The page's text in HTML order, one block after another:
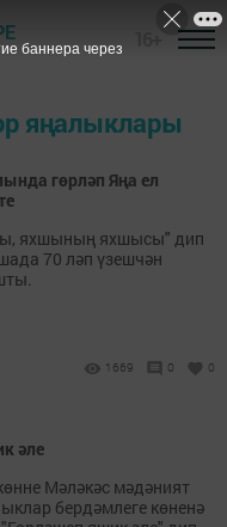
яңалыклары
гөрләп Яңа ел
яхшының яхшысы" дип
70 ләп үзешчән
1669 0 0
әле
Мәләкәс мәдәният
бердәмлеге көненә
баннера через